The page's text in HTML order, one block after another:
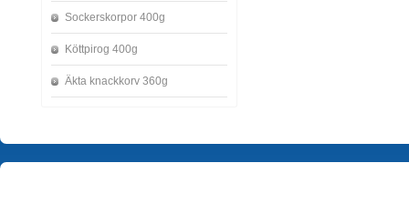
Sockerskorpor 400g
Köttpirog 400g
Äkta knackkorv 360g